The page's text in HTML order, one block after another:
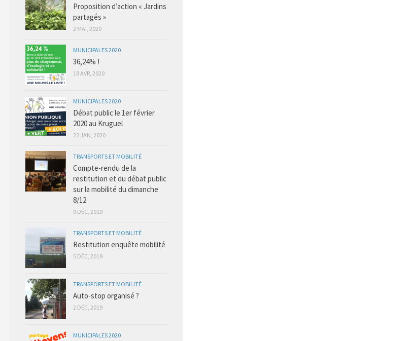
Proposition d’action « Jardins
partagés »
2 MAI, 2020
MUNICIPALES 2020
36,24% !
18 AVR, 2020
MUNICIPALES 2020
Débat public le 1er février
2020 au Kruguel
22 JAN, 2020
TRANSPORTS ET MOBILITÉ
Compte-rendu de la
restitution et du débat public
sur la mobilité du dimanche
8/12
9 DÉC, 2019
TRANSPORTS ET MOBILITÉ
Restitution enquête mobilité
5 DÉC, 2019
TRANSPORTS ET MOBILITÉ
Auto-stop organisé ?
2 DÉC, 2019
MUNICIPALES 2020